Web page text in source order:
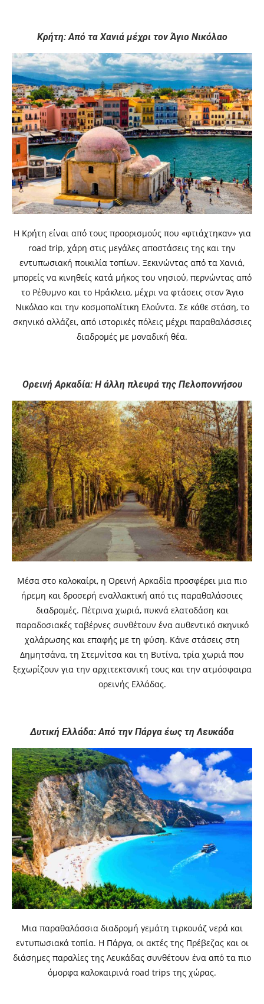
Κρήτη: Από τα Χανιά μέχρι τον Άγιο Νικόλαο
Η Κρήτη είναι από τους προορισμούς που «φτιάχτηκαν» για
road trip, χάρη στις μεγάλες αποστάσεις της και την
εντυπωσιακή ποικιλία τοπίων. Ξεκινώντας από τα Χανιά,
μπορείς να κινηθείς κατά μήκος του νησιού, περνώντας από
το Ρέθυμνο και το Ηράκλειο, μέχρι να φτάσεις στον Άγιο
Νικόλαο και την κοσμοπολίτικη Ελούντα. Σε κάθε στάση, το
σκηνικό αλλάζει, από ιστορικές πόλεις μέχρι παραθαλάσσιες
διαδρομές με μοναδική θέα.
Ορεινή Αρκαδία: Η άλλη πλευρά της Πελοποννήσου
Μέσα στο καλοκαίρι, η Ορεινή Αρκαδία προσφέρει μια πιο
ήρεμη και δροσερή εναλλακτική από τις παραθαλάσσιες
διαδρομές. Πέτρινα χωριά, πυκνά ελατοδάση και
παραδοσιακές ταβέρνες συνθέτουν ένα αυθεντικό σκηνικό
χαλάρωσης και επαφής με τη φύση. Κάνε στάσεις στη
Δημητσάνα, τη Στεμνίτσα και τη Βυτίνα, τρία χωριά που
ξεχωρίζουν για την αρχιτεκτονική τους και την ατμόσφαιρα
ορεινής Ελλάδας.
Δυτική Ελλάδα: Από την Πάργα έως τη Λευκάδα
Μια παραθαλάσσια διαδρομή γεμάτη τιρκουάζ νερά και
εντυπωσιακά τοπία. Η Πάργα, οι ακτές της Πρέβεζας και οι
διάσημες παραλίες της Λευκάδας συνθέτουν ένα από τα πιο
όμορφα καλοκαιρινά road trips της χώρας.